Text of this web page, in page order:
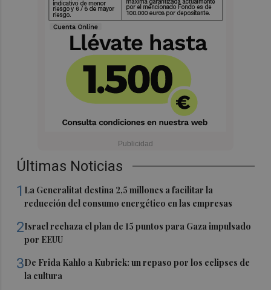
Últimas Noticias
1 La Generalitat destina 2,5 millones a facilitar la
reducción del consumo energético en las empresas
2Israel rechaza el plan de 15 puntos para Gaza impulsado
por EEUU
3De Frida Kahlo a Kubrick: un repaso por los eclipses de
la cultura